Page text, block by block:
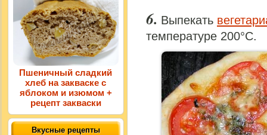
Выпекать
температуре 200°С.
Пшеничный сладкий
хлеб на закваске с
яблоком и изюмом +
рецепт закваски
Вкусные рецепты